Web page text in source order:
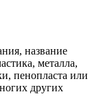
название
металла,
пенопласта или
других